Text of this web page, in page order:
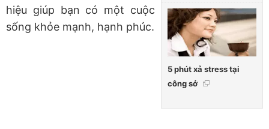
5 phút xả stress tại
công sở
hiệu giúp bạn có một cuộc
sống khỏe mạnh, hạnh phúc.